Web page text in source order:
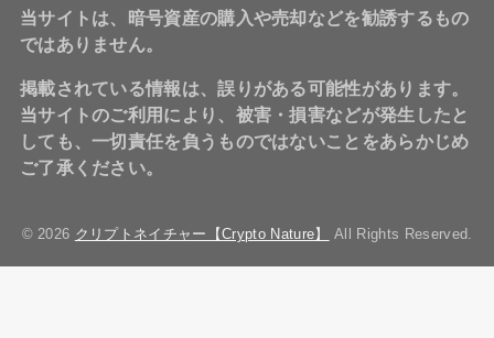
当サイトは、暗号資産の購入や売却などを勧誘するもの
ではありません。
掲載されている情報は、誤りがある可能性があります。
当サイトのご利用により、被害・損害などが発生したと
しても、一切責任を負うものではないことをあらかじめ
ご了承ください。
© 2026 クリプトネイチャー【Crypto Nature】 All Rights Reserved.